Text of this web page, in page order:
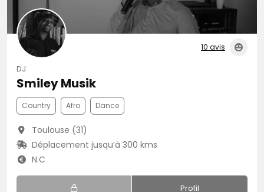
10 avis
DJ
Smiley Musik
Country Afro Dance
Toulouse (31)
Déplacement jusqu’à 300 kms
N.C
Profil